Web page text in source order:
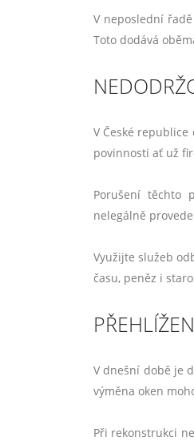
V neposlední
Toto dodává
V České
povinnosti ať už
Porušení těchto
nelegálně
Využijte služeb
času, peněz i
V dnešní době je
výměna oken
Při rekonstrukci